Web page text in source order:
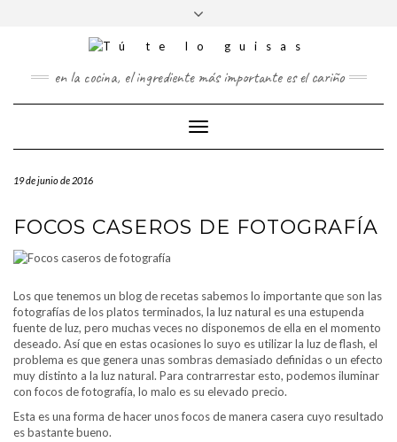
TWITTERPINTEREST
cabecera
en la cocina, el ingrediente más importante es el cariño
Cambiar
modo
19 de junio de 2016
FOCOS CASEROS DE FOTOGRAFÍA
Los que tenemos un blog de recetas sabemos lo importante que son las
fotografías de los platos terminados, la luz natural es una estupenda
fuente de luz, pero muchas veces no disponemos de ella en el momento
deseado. Así que en estas ocasiones lo suyo es utilizar la luz de flash, el
problema es que genera unas sombras demasiado definidas o un efecto
muy distinto a la luz natural. Para contrarrestar esto, podemos iluminar
con focos de fotografía, lo malo es su elevado precio.
Esta es una forma de hacer unos focos de manera casera cuyo resultado
es bastante bueno.